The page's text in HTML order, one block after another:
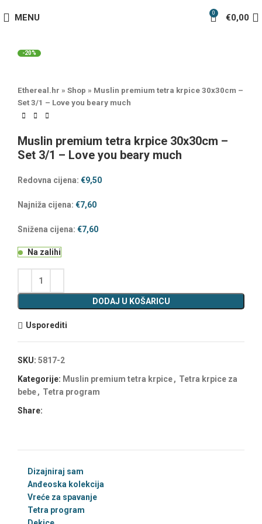
MENU 0 €0,00
-20%
Ethereal.hr » Shop » Muslin premium tetra krpice 30x30cm –
Set 3/1 – Love you beary much
Muslin premium tetra krpice 30x30cm –
Set 3/1 – Love you beary much
Redovna cijena: €9,50
Najniža cijena: €7,60
Snižena cijena: €7,60
Na zalihi
DODAJ U KOŠARICU
Usporediti
SKU: 5817-2
Kategorije: Muslin premium tetra krpice, Tetra krpice za
bebe, Tetra program
Share:
Dizajniraj sam
Anđeoska kolekcija
Vreće za spavanje
Tetra program